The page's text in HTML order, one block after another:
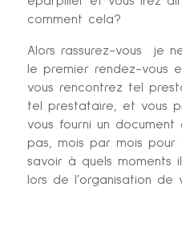
comment cela?
Alors rassurez-vous je
le premier rendez-vous
vous rencontrez tel
tel prestataire, et vous
vous fourni un
pas, mois par mois pour
savoir à quels moments
lors de l’organisation de